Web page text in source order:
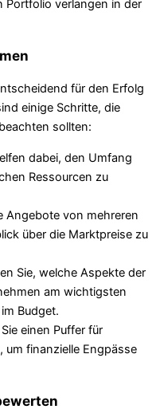
Portfolio verlangen in der
für den Erfolg
einige Schritte, die
sollten:
dabei, den Umfang
Ressourcen zu
Angebote von mehreren
über die Marktpreise zu
Sie, welche Aspekte der
am wichtigsten
Budget.
einen Puffer für
um finanzielle Engpässe